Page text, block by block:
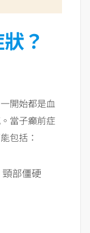
？
開始都是血
當子癲前症
包括：
部僵硬